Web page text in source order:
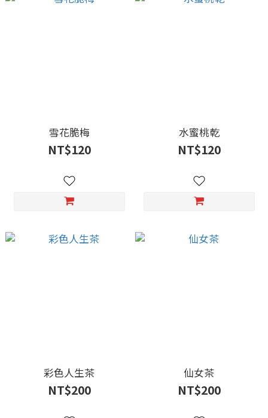
雪花脆梅
NT$120
水蜜桃乾
NT$120
彩色人生茶
NT$200
仙女茶
NT$200